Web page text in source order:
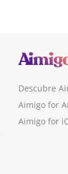
Descubre
Aimigo for
Aimigo for